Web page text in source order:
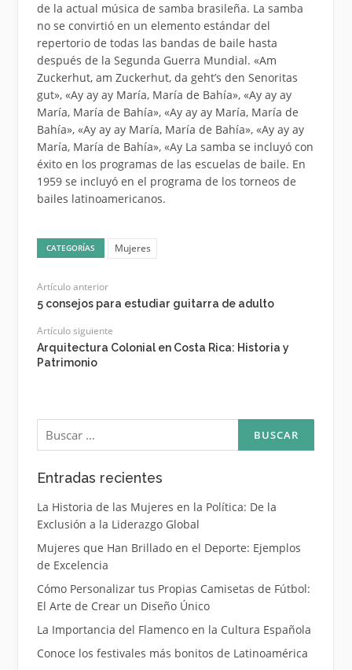
de la actual música de samba brasileña. La samba
no se convirtió en un elemento estándar del
repertorio de todas las bandas de baile hasta
después de la Segunda Guerra Mundial. «Am
Zuckerhut, am Zuckerhut, da geht’s den Senoritas
gut», «Ay ay ay María, María de Bahía», «Ay ay ay
María, María de Bahía», «Ay ay ay María, María de
Bahía», «Ay ay ay María, María de Bahía», «Ay ay ay
María, María de Bahía», «Ay La samba se incluyó con
éxito en los programas de las escuelas de baile. En
1959 se incluyó en el programa de los torneos de
bailes latinoamericanos.
CATEGORÍAS Mujeres
Artículo anterior
5 consejos para estudiar guitarra de adulto
Artículo siguiente
Arquitectura Colonial en Costa Rica: Historia y
Patrimonio
Buscar:
Entradas recientes
La Historia de las Mujeres en la Política: De la
Exclusión a la Liderazgo Global
Mujeres que Han Brillado en el Deporte: Ejemplos
de Excelencia
Cómo Personalizar tus Propias Camisetas de Fútbol:
El Arte de Crear un Diseño Único
La Importancia del Flamenco en la Cultura Española
Conoce los festivales más bonitos de Latinoamérica